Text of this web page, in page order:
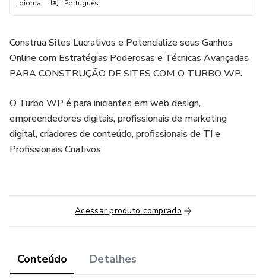
Idioma: Português
Construa Sites Lucrativos e Potencialize seus Ganhos
Online com Estratégias Poderosas e Técnicas Avançadas
PARA CONSTRUÇÃO DE SITES COM O TURBO WP.
O Turbo WP é para iniciantes em web design,
empreendedores digitais, profissionais de marketing
digital, criadores de conteúdo, profissionais de TI e
Profissionais Criativos
Acessar produto comprado
Conteúdo Detalhes